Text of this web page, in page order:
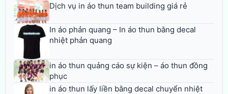
Dịch vụ in áo thun team building giá rẻ
In áo phản quang – In áo thun bằng decal
nhiệt phản quang
in áo thun quảng cáo sự kiện – áo thun đồng
phục
in áo thun lấy liền bằng decal chuyển nhiệt